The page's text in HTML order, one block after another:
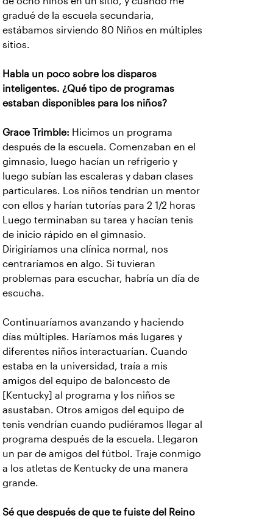
gradué de la escuela secundaria,
estábamos sirviendo 80 Niños en múltiples
sitios.
Habla un poco sobre los disparos
inteligentes. ¿Qué tipo de programas
estaban disponibles para los niños?
Grace Trimble: Hicimos un programa
después de la escuela. Comenzaban en el
gimnasio, luego hacían un refrigerio y
luego subían las escaleras y daban clases
particulares. Los niños tendrían un mentor
con ellos y harían tutorías para 2 1/2 horas
Luego terminaban su tarea y hacían tenis
de inicio rápido en el gimnasio.
Dirigiríamos una clínica normal, nos
centraríamos en algo. Si tuvieran
problemas para escuchar, habría un día de
escucha.
Continuaríamos avanzando y haciendo
días múltiples. Haríamos más lugares y
diferentes niños interactuarían. Cuando
estaba en la universidad, traía a mis
amigos del equipo de baloncesto de
[Kentucky] al programa y los niños se
asustaban. Otros amigos del equipo de
tenis vendrían cuando pudiéramos llegar al
programa después de la escuela. Llegaron
un par de amigos del fútbol. Traje conmigo
a los atletas de Kentucky de una manera
grande.
Sé que después de que te fuiste del Reino